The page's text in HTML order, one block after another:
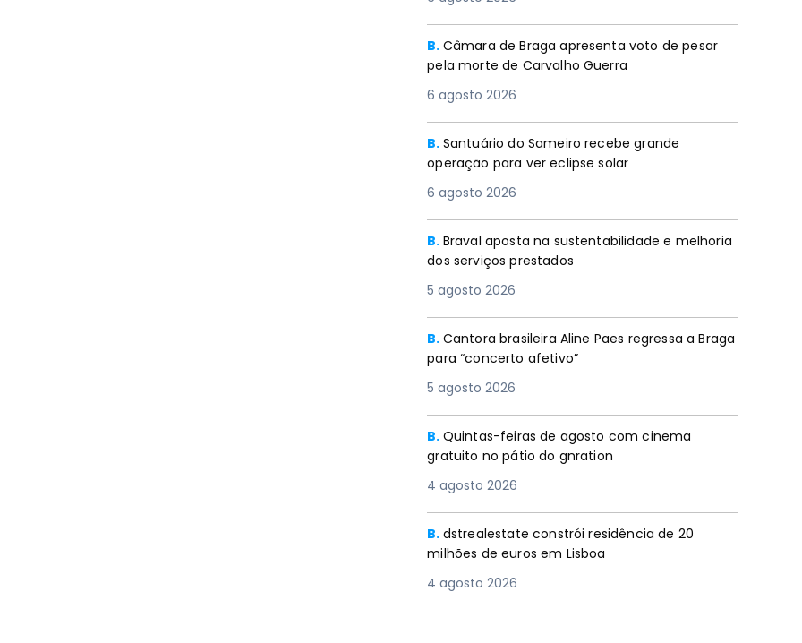
B. Câmara de Braga apresenta voto de pesar
pela morte de Carvalho Guerra
6 agosto 2026
B. Santuário do Sameiro recebe grande
operação para ver eclipse solar
6 agosto 2026
B. Braval aposta na sustentabilidade e melhoria
dos serviços prestados
5 agosto 2026
B. Cantora brasileira Aline Paes regressa a Braga
para “concerto afetivo”
5 agosto 2026
B. Quintas-feiras de agosto com cinema
gratuito no pátio do gnration
4 agosto 2026
B. dstrealestate constrói residência de 20
milhões de euros em Lisboa
4 agosto 2026